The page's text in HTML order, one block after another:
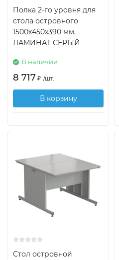
Полка 2-го уровня для
стола островного
1500х450х390 мм,
ЛАМИНАТ СЕРЫЙ
В наличии
8 717 ₽ /шт.
В корзину
Стол островной